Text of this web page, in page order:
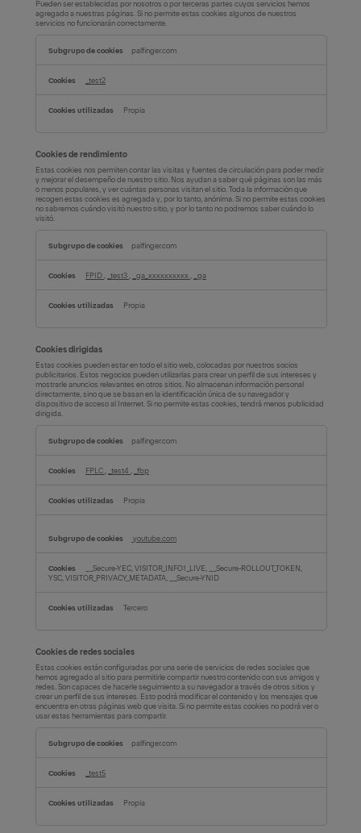
Pueden ser establecidas por nosotros o por terceras partes cuyos servicios hemos
agregado a nuestras páginas. Si no permite estas cookies algunos de nuestros
servicios no funcionarán correctamente.
palfinger.com
_test2
Propia
Cookies de rendimiento
Estas cookies nos permiten contar las visitas y fuentes de circulación para poder medir
y mejorar el desempeño de nuestro sitio. Nos ayudan a saber qué páginas son las más
o menos populares, y ver cuántas personas visitan el sitio. Toda la información que
recogen estas cookies es agregada y, por lo tanto, anónima. Si no permite estas cookies
no sabremos cuándo visitó nuestro sitio, y por lo tanto no podremos saber cuándo lo
visitó.
palfinger.com
FPID _test3 _ga_xxxxxxxxxx _ga
Propia
Cookies dirigidas
Estas cookies pueden estar en todo el sitio web, colocadas por nuestros socios
publicitarios. Estos negocios pueden utilizarlas para crear un perfil de sus intereses y
mostrarle anuncios relevantes en otros sitios. No almacenan información personal
directamente, sino que se basan en la identificación única de su navegador y
dispositivo de acceso al Internet. Si no permite estas cookies, tendrá menos publicidad
dirigida.
dirigidas
palfinger.com
FPLC _test4 _fbp
Propia
youtube.com
__Secure-YEC, VISITOR_INFO1_LIVE, __Secure-ROLLOUT_TOKEN,
YSC, VISITOR_PRIVACY_METADATA, __Secure-YNID
Tercero
Cookies de redes sociales
Estas cookies están configuradas por una serie de servicios de redes sociales que
hemos agregado al sitio para permitirle compartir nuestro contenido con sus amigos y
redes. Son capaces de hacerle seguimiento a su navegador a través de otros sitios y
crear un perfil de sus intereses. Esto podrá modificar el contenido y los mensajes que
encuentra en otras páginas web que visita. Si no permite estas cookies no podrá ver o
usar estas herramientas para compartir.
palfinger.com
_test5
Propia